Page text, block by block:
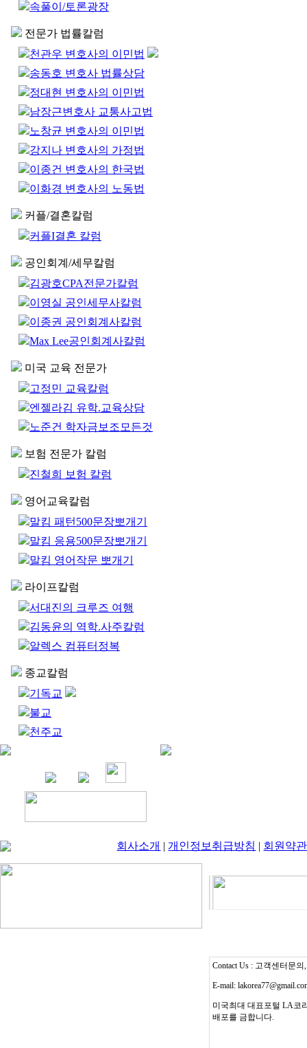
속풀이/토론광장
전문가 법률칼럼
천관우 변호사의 이민법
송동호 변호사 법률상담
정대현 변호사의 이민법
남장근변호사 교통사고법
노창균 변호사의 이민법
강지나 변호사의 가정법
이종건 변호사의 한국법
이화경 변호사의 노동법
커플/결혼칼럼
커플I결혼 칼럼
공인회계/세무칼럼
김광호CPA전문가칼럼
이영실 공인세무사칼럼
이종권 공인회계사칼럼
Max Lee공인회계사칼럼
미국 교육 전문가
고정민 교육칼럼
엔젤라김 유학.교육상담
노준건 학자금보조모든것
보험 전문가 칼럼
진철희 보험 칼럼
영어교육칼럼
말킴 패턴500문장뽀개기
말킴 응용500문장뽀개기
말킴 영어작문 뽀개기
라이프칼럼
서대진의 크루즈 여행
김동윤의 역학.사주칼럼
알렉스 컴퓨터정복
종교칼럼
기독교
불교
천주교
회사소개 |개인정보취급방침 | 회원약관
Contact Us : 고객센터문의
E-mail:
미국최대 대표포털 LA코
배포를 금합니다.